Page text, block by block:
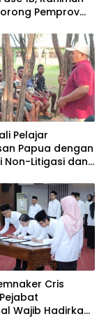
Pemprov
Corridor
Pelajar
Papua dengan
Non-Litigasi dan
Cris
Wajib Hadirkan